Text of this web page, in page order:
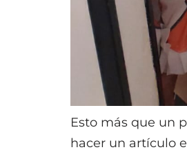
Esto más que un
hacer un artículo